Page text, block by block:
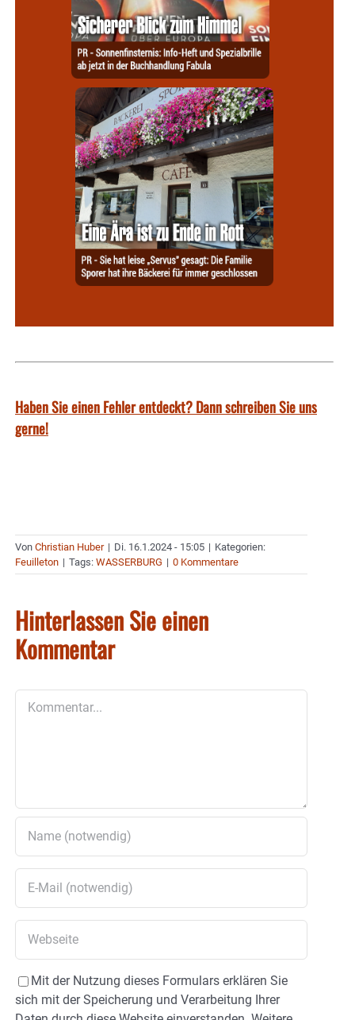
Haben Sie einen Fehler entdeckt? Dann schreiben Sie uns
gerne!
Von Christian Huber | Di. 16.1.2024 - 15:05 | Kategorien:
Feuilleton | Tags: WASSERBURG | 0 Kommentare
Hinterlassen Sie einen
Kommentar
Mit der Nutzung dieses Formulars erklären Sie
sich mit der Speicherung und Verarbeitung Ihrer